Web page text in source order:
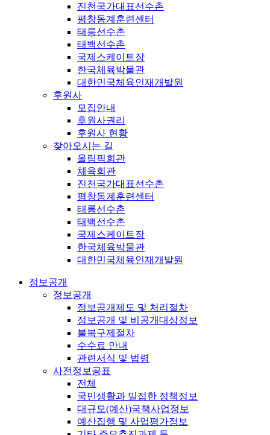
진천국가대표선수촌
평창동계훈련센터
태릉선수촌
태백선수촌
국제스케이트장
한국체육박물관
대한민국체육인재개발원
후원사
모집안내
후원사권리
후원사 현황
찾아오시는 길
올림픽회관
체육회관
진천국가대표선수촌
평창동계훈련센터
태릉선수촌
태백선수촌
국제스케이트장
한국체육박물관
대한민국체육인재개발원
정보공개
정보공개
정보공개제도 및 처리절차
정보공개 및 비공개대상정보
불복구제절차
수수료 안내
관련서식 및 법령
사전정보공표
전체
국민생활과 밀접한 정책정보
대규모(예산)국책사업정보
예산집행 및 사업평가정보